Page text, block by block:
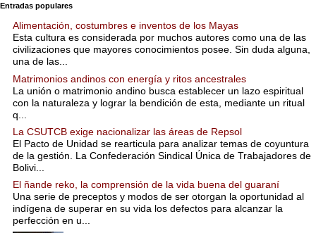
Entradas populares
Alimentación, costumbres e inventos de los Mayas
Esta cultura es considerada por muchos autores como una de las
civilizaciones que mayores conocimientos posee. Sin duda alguna,
una de las...
Matrimonios andinos con energía y ritos ancestrales
La unión o matrimonio andino busca establecer un lazo espiritual
con la naturaleza y lograr la bendición de esta, mediante un ritual
q...
La CSUTCB exige nacionalizar las áreas de Repsol
El Pacto de Unidad se rearticula para analizar temas de coyuntura
de la gestión. La Confederación Sindical Única de Trabajadores de
Bolivi...
El ñande reko, la comprensión de la vida buena del guaraní
Una serie de preceptos y modos de ser otorgan la oportunidad al
indígena de superar en su vida los defectos para alcanzar la
perfección en u...